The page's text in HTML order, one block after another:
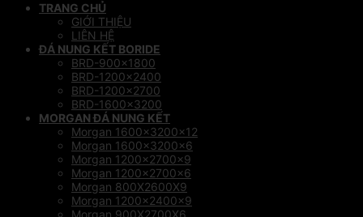
TRANG CHỦ
GIỚI THIỆU
LIÊN HỆ
ĐÁ NUNG KẾT BORIDE
BRD-900×1800
BRD-1200×2400
BRD-1200×2700
BRD-1600×3200
MORGAN ĐÁ NUNG KẾT
Morgan 1600x3200x12
Morgan 1600x3200x6
Morgan 1200x2700x9
Morgan 1200x2700x6
Morgan 800X2600X9
Morgan 1200x2400x9